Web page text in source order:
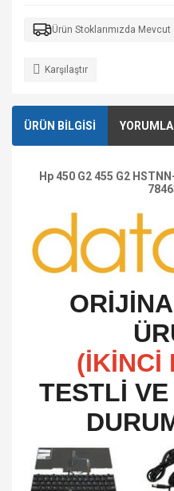
Ürün Stoklarımızda Mevcut
Karşılaştır
ÜRÜN BİLGİSİ
Hp 450 G2 455 G2
O
(İKİNCİ
TESTLİ